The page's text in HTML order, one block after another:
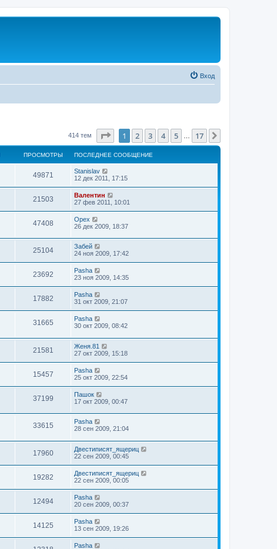
Вход
414 тем Страница1 из 17
1 2 3 4 5 17
ПРОСМОТРЫ ПОСЛЕДНЕЕ СООБЩЕНИЕ
49871
Stanislav
12 дек 2011, 17:15
21503
Валентин
27 фев 2011, 10:01
47408
Орех
26 дек 2009, 18:37
25104
Забей
24 ноя 2009, 17:42
23692
Pasha
23 ноя 2009, 14:35
17882
Pasha
31 окт 2009, 21:07
31665
Pasha
30 окт 2009, 08:42
21581
Женя.81
27 окт 2009, 15:18
15457
Pasha
25 окт 2009, 22:54
37199
Пашок
17 окт 2009, 00:47
33615
Pasha
28 сен 2009, 21:04
17960
Двестиписят_ящериц
22 сен 2009, 00:45
19282
Двестиписят_ящериц
22 сен 2009, 00:05
12494
Pasha
20 сен 2009, 00:37
14125
Pasha
13 сен 2009, 19:26
Pasha